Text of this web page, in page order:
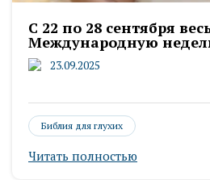
С 22 по 28 сентября
Международную
23.09.2025
Библия для глухих
Читать полностью